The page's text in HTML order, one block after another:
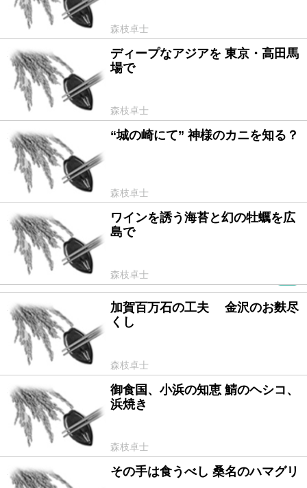
森枝卓士
2012/03/22
ディープなアジアを 東京・高田馬
場で
森枝卓士
2012/02/17 “城の崎にて” 神様のカニを知る？
森枝卓士
2012/01/13
ワインを誘う海苔と幻の牡蠣を広
島で
森枝卓士
2011/12/15
加賀百万石の工夫 金沢のお麩尽
くし
森枝卓士
2011/11/23
御食国、小浜の知恵 鯖のヘシコ、
浜焼き
森枝卓士
2011/10/06 その手は食うべし 桑名のハマグリ